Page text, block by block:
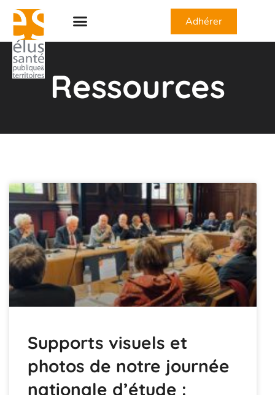
Adhérer
Ressources
Supports visuels et
photos de notre journée
nationale d’étude :